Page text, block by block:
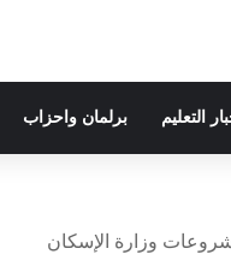
التعليم برلمان واحزاب
وزارة الإسكان